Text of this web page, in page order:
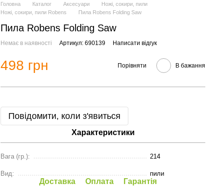
Головна Каталог Аксесуари
Ножі, сокири, пили
Ножі, сокири, пили Robens
Пила Robens Folding Saw
Пила Robens Folding Saw
Немає в наявності Артикул: 690139 Написати відгук
498 грн Порівняти В бажання
Повідомити, коли з'явиться
Характеристики
Вага (гр.): 214
Вид: пили
Доставка Оплата Гарантія